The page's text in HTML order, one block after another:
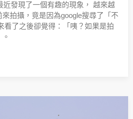
發現了一個有趣的現象， 越來越
拍攝，竟是因為google搜尋了「不
看了之後卻覺得：「咦？如果是拍